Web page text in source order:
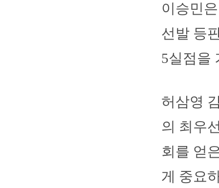
이승민
선발 등
5실점을
허삼영
의 최우
회를 얻
게 중요